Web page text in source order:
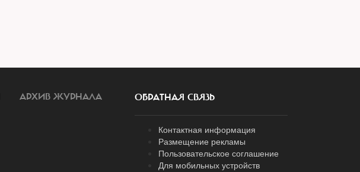
АРХИВ ЖУРНАЛА ОБРАТНАЯ СВЯЗЬ
Контактная информация
Размещение рекламы
Пользовательское соглашение
Для мобильных устройств